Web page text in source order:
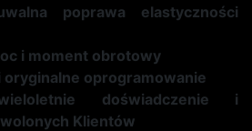
poprawa elastyczności
i moment obrotowy
oprogramowanie
doświadczenie i
Klientów